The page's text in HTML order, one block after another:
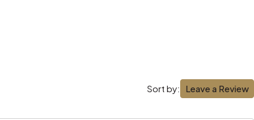
Sort by: Leave a Review